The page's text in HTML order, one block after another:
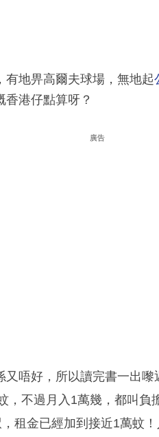
地畀高爾夫球場，無地起
港仔點算呀？
廣告
唔好，所以讀完書一出
，不過月入1萬幾，都叫
租金已經加到接近1萬蚊